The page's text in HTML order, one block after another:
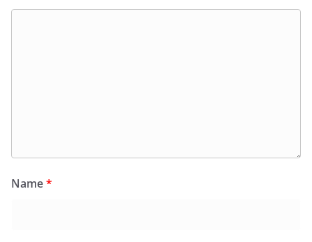
Name*